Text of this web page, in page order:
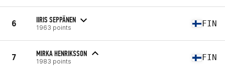
6 IIRIS SEPPÄNEN
1963 points FIN
7 MIRKA HENRIKSSON
1983 points FIN